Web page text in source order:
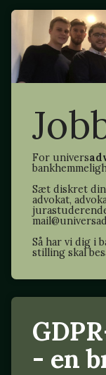
For univers
Sæt diskret din
advokat,
Så har vi dig i
stilling skal
- en